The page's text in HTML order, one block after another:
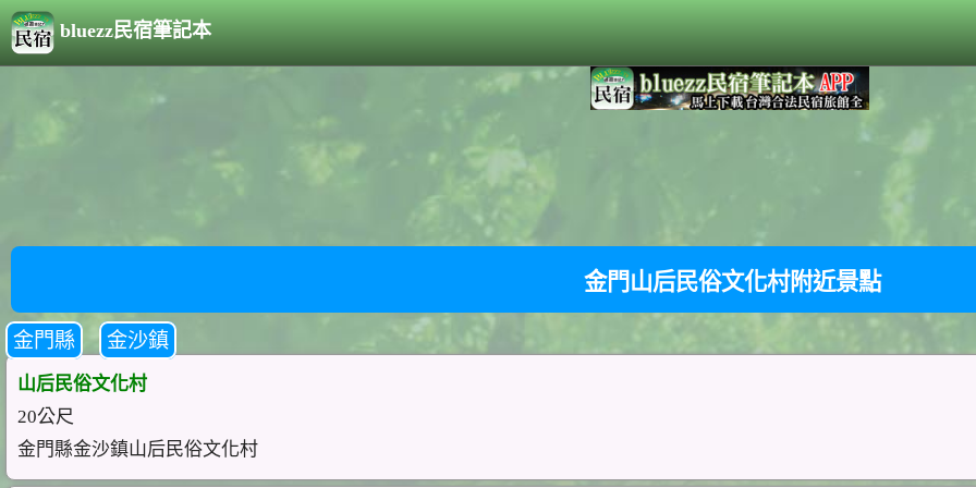
bluezz民宿筆記本
金門山后民俗文化村附近景點
金門縣 金沙鎮
山后民俗文化村
20公尺
金門縣金沙鎮山后民俗文化村